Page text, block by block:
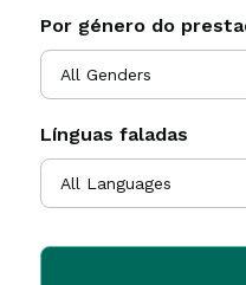
Por género do
All Genders
Línguas faladas
All Languages